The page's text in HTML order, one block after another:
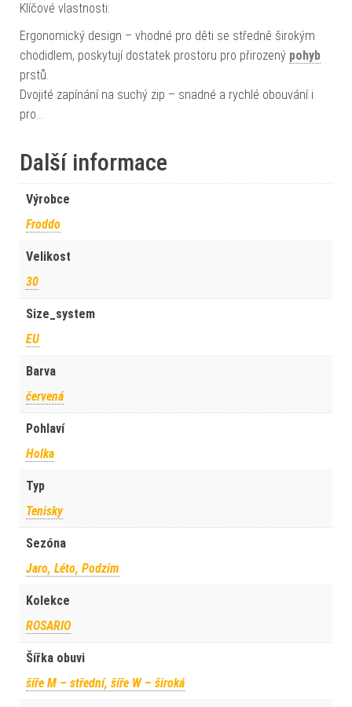
Klíčové vlastnosti:
Ergonomický design – vhodné pro děti se středně širokým
chodidlem, poskytují dostatek prostoru pro přirozený pohyb
prstů.
Dvojité zapínání na suchý zip – snadné a rychlé obouvání i
pro…
Další informace
Výrobce
Froddo
Velikost
30
Size_system
EU
Barva
červená
Pohlaví
Holka
Typ
Tenisky
Sezóna
Jaro, Léto, Podzim
Kolekce
ROSARIO
Šířka obuvi
šíře M – střední, šíře W – široká